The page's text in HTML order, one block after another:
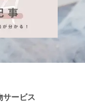
サービス